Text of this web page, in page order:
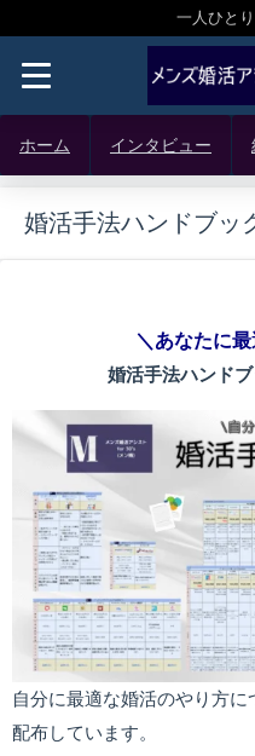
一人ひと
ホーム インタビュー
婚活手法ハンドブッ
＼あなたに
婚活手法ハンド
自分に最適な婚活のやり方
配布しています。